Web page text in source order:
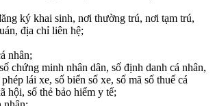
ký khai sinh, nơi thường trú, nơi tạm trú,
địa chỉ liên hệ;
nhân;
chứng minh nhân dân, số định danh cá nhân,
lái xe, số biển số xe, số mã số thuế cá
hội, số thẻ bảo hiểm y tế;